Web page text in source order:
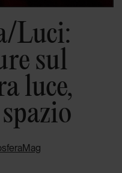
Luci:
sul
luce,